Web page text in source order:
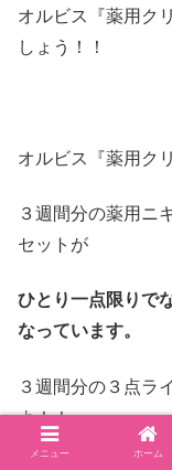
オルビス『薬用ク
しょう！！
オルビス『薬用ク
３週間分の薬用ニ
セットが
ひとり一点限りで
なっています。
３週間分の３点ラ
よ！！
メニュー ホーム